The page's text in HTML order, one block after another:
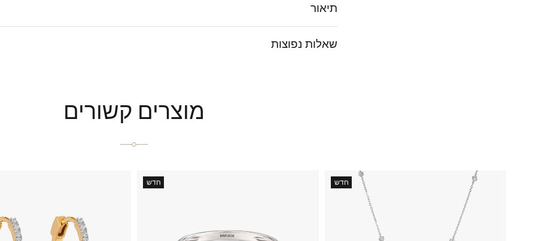
תיאור
שאלות נפוצות
מוצרים קשורים
חדש חדש